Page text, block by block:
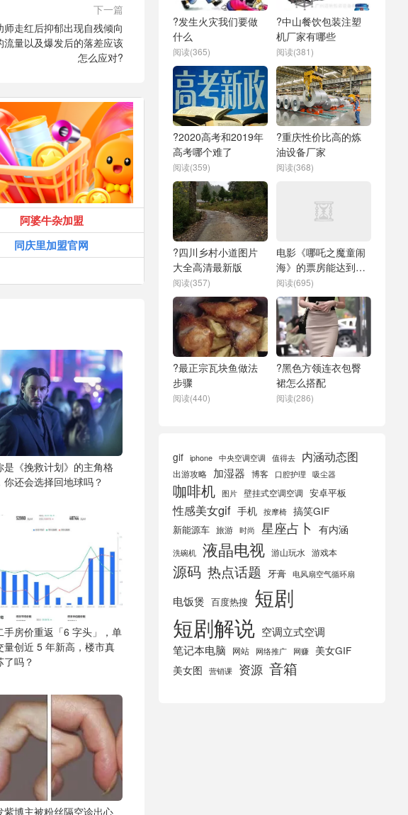
下一篇
师走红后抑郁出现自残倾向
量以及爆发后的落差应该
怎么应对?
阿婆牛杂加盟
同庆里加盟官网
是《挽救计划》的主角格
你还会选择回地球吗？
手房价重返「6 字头」，单
量创近 5 年新高，楼市真
了吗？
紫博主被粉丝隔空诊出心
?发生火灾我们要做
什么
阅读(365)
?中山餐饮包装注塑
机厂家有哪些
阅读(381)
?2020高考和2019年
高考哪个难了
阅读(359)
?重庆性价比高的炼
油设备厂家
阅读(368)
?四川乡村小道图片
大全高清最新版
阅读(357)
电影《哪吒之魔童闹
海》的票房能达到
《哪吒之魔童降世》
那样的巅峰吗？
阅读(695)
?最正宗瓦块鱼做法
步骤
阅读(440)
?黑色方领连衣包臀
裙怎么搭配
阅读(286)
gif iphone 中央空调空调 值得去 内涵动态图
出游攻略 加湿器 博客 口腔护理 吸尘器
咖啡机 图片 壁挂式空调空调 安卓平板
性感美女gif 手机 按摩椅 搞笑GIF
新能源车 旅游 时尚 星座占卜 有内涵
洗碗机 液晶电视 游山玩水 游戏本
源码 热点话题 牙膏 电风扇空气循环扇
电饭煲 百度热搜 短剧
短剧解说 空调立式空调
笔记本电脑 网站 网络推广 网赚
美女GIF
美女图
营销课 资源 音箱